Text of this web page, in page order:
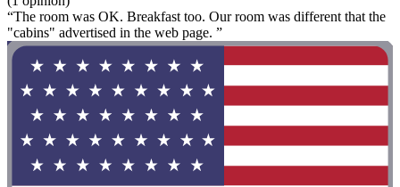
“The room was OK. Breakfast too. Our room was different that the
"cabins" advertised in the web page. ”